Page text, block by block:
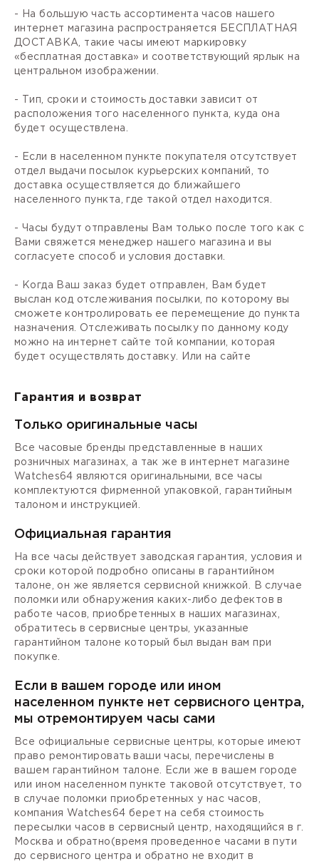
- На большую часть ассортимента часов нашего
интернет магазина распространяется БЕСПЛАТНАЯ
ДОСТАВКА, такие часы имеют маркировку
«бесплатная доставка» и соответствующий ярлык на
центральном изображении.
- Тип, сроки и стоимость доставки зависит от
расположения того населенного пункта, куда она
будет осуществлена.
- Если в населенном пункте покупателя отсутствует
отдел выдачи посылок курьерских компаний, то
доставка осуществляется до ближайшего
населенного пункта, где такой отдел находится.
- Часы будут отправлены Вам только после того как с
Вами свяжется менеджер нашего магазина и вы
согласуете способ и условия доставки.
- Когда Ваш заказ будет отправлен, Вам будет
выслан код отслеживания посылки, по которому вы
сможете контролировать ее перемещение до пункта
назначения. Отслеживать посылку по данному коду
можно на интернет сайте той компании, которая
будет осуществлять доставку. Или на сайте
Гарантия и возврат
Только оригинальные часы
Все часовые бренды представленные в наших
розничных магазинах, а так же в интернет магазине
Watches64 являются оригинальными, все часы
комплектуются фирменной упаковкой, гарантийным
талоном и инструкцией.
Официальная гарантия
На все часы действует заводская гарантия, условия и
сроки которой подробно описаны в гарантийном
талоне, он же является сервисной книжкой. В случае
поломки или обнаружения каких-либо дефектов в
работе часов, приобретенных в наших магазинах,
обратитесь в сервисные центры, указанные
гарантийном талоне который был выдан вам при
покупке.
Если в вашем городе или ином
населенном пункте нет сервисного центра,
мы отремонтируем часы сами
Все официальные сервисные центры, которые имеют
право ремонтировать ваши часы, перечислены в
вашем гарантийном талоне. Если же в вашем городе
или ином населенном пункте таковой отсутствует, то
в случае поломки приобретенных у нас часов,
компания Watches64 берет на себя стоимость
пересылки часов в сервисный центр, находящийся в г.
Москва и обратно(время проведенное часами в пути
до сервисного центра и обратно не входит в